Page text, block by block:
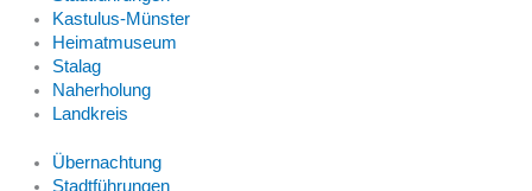
Kastulus-Münster
Heimatmuseum
Stalag
Naherholung
Landkreis
Übernachtung
Stadtführungen